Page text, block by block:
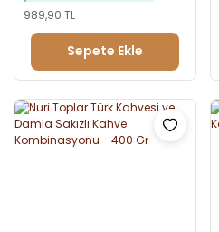
989,90 TL
Sepete Ekle